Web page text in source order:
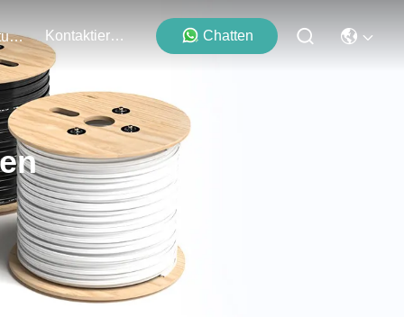
Veranstaltungen Kontaktieren Sie Uns Chatten